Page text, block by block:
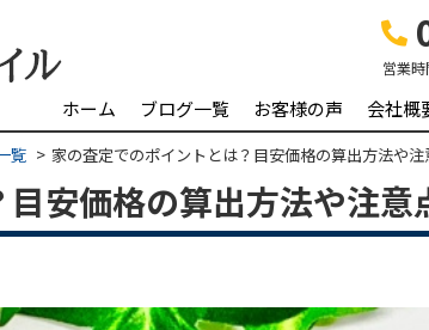
営業時
ホーム ブログ一覧 お客様の声 会社概
覧 家の査定でのポイントとは？目安価格の算出方法や注
安価格の算出方法や注意